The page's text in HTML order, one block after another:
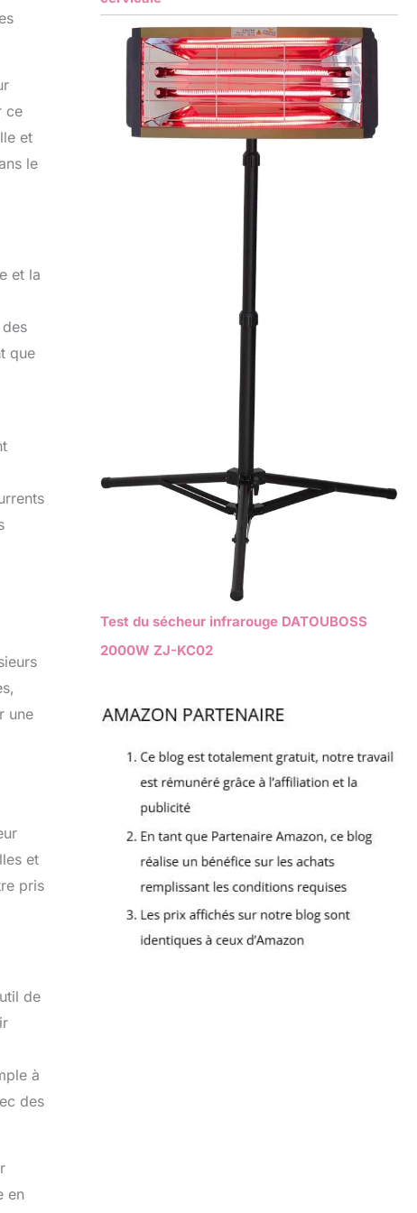
ce
et
le
et la
que
une
et
pris
de
à
des
en
Test du sécheur infrarouge DATOUBOSS
2000W ZJ-KC02